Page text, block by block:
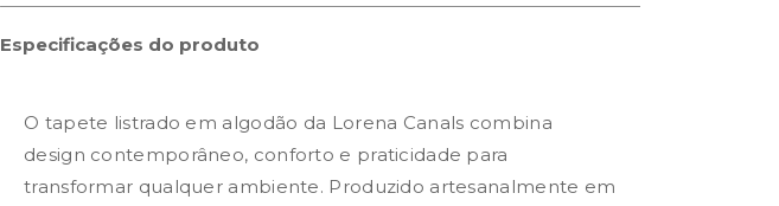
Especificações do produto
O tapete listrado em algodão da Lorena Canals combina
design contemporâneo, conforto e praticidade para
transformar qualquer ambiente. Produzido artesanalmente em